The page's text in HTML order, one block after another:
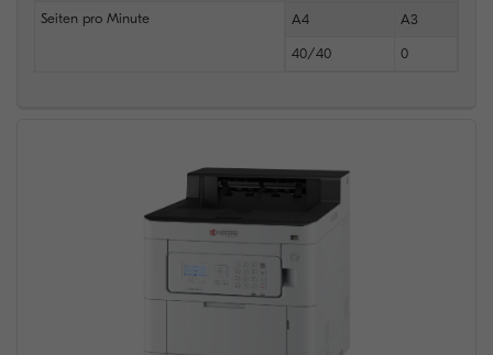
Seiten pro Minute A4 A3
40/40 0